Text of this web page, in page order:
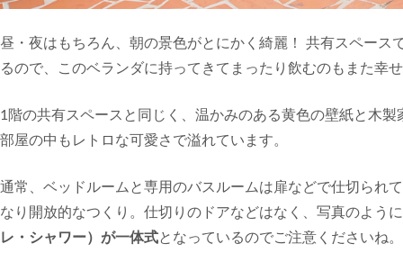
昼・夜はもちろん、朝の景色がとにかく綺麗！ 共有スペース
るので、このベランダに持ってきてまったり飲むのもまた幸
1階の共有スペースと同じく、温かみのある黄色の壁紙と木
部屋の中もレトロな可愛さで溢れています。
通常、ベッドルームと専用のバスルームは扉などで仕切られ
なり開放的なつくり。仕切りのドアなどはなく、写真のよう
レ・シャワー）が一体式となっているのでご注意くださいね。